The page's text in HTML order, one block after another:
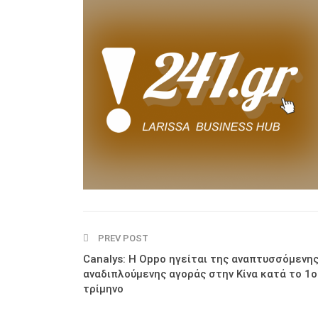
PREV POST
Canalys: Η Oppo ηγείται της αναπτυσσόμενης
αναδιπλούμενης αγοράς στην Κίνα κατά το 1ο
τρίμηνο